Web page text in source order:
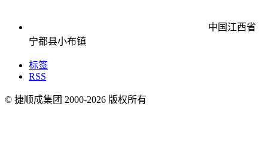
中国江西省
宁都县小布镇
标签
RSS
© 捷顺成集团 2000-2026 版权所有